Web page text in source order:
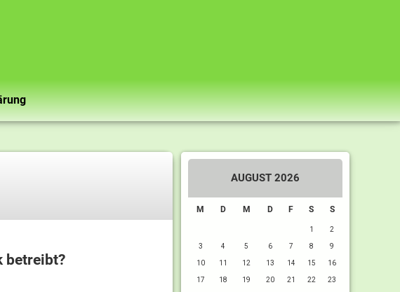
betreibt?
AUGUST 2026
M D M D F S S
1 2
3 4 5 6 7 8 9
10 11 12 13 14 15 16
17 18 19 20 21 22 23